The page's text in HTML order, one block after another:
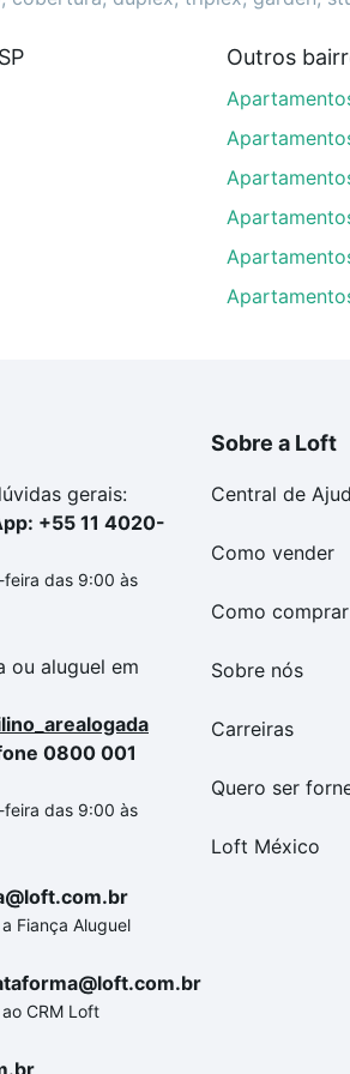
dúvida dos custos envolvidos
seus sonhos com segurança e
Outros
gerais:
+55 11 4020-
das 9:00 às
ou aluguel em
0800 001
das 9:00 às
Fiança Aluguel
CRM Loft
Sobre a Loft
Central de
Como vender
Como comprar
Sobre nós
Carreiras
Quero ser
Loft México